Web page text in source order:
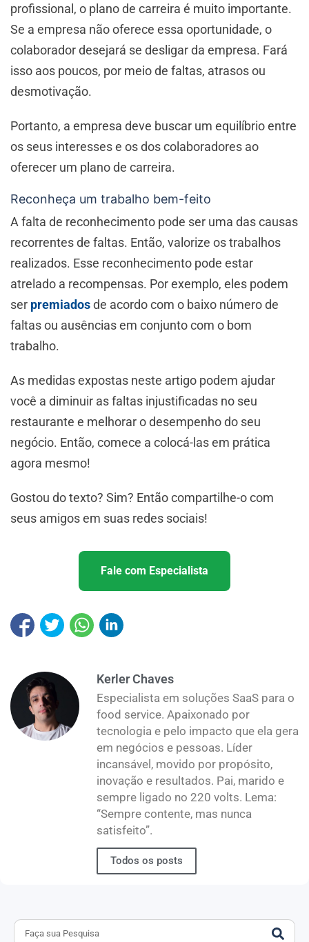
profissional, o plano de carreira é muito importante.
Se a empresa não oferece essa oportunidade, o
colaborador desejará se desligar da empresa. Fará
isso aos poucos, por meio de faltas, atrasos ou
desmotivação.
Portanto, a empresa deve buscar um equilíbrio entre
os seus interesses e os dos colaboradores ao
oferecer um plano de carreira.
Reconheça um trabalho bem-feito
A falta de reconhecimento pode ser uma das causas
recorrentes de faltas. Então, valorize os trabalhos
realizados. Esse reconhecimento pode estar
atrelado a recompensas. Por exemplo, eles podem
ser premiadosde acordo com o baixo número de
faltas ou ausências em conjunto com o bom
trabalho.
As medidas expostas neste artigo podem ajudar
você a diminuir as faltas injustificadas no seu
restaurante e melhorar o desempenho do seu
negócio. Então, comece a colocá-las em prática
agora mesmo!
Gostou do texto? Sim? Então compartilhe-o com
seus amigos em suas redes sociais!
Fale com Especialista
Kerler Chaves
Especialista em soluções SaaS para o
food service. Apaixonado por
tecnologia e pelo impacto que ela gera
em negócios e pessoas. Líder
incansável, movido por propósito,
inovação e resultados. Pai, marido e
sempre ligado no 220 volts. Lema:
“Sempre contente, mas nunca
satisfeito”.
Todos os posts